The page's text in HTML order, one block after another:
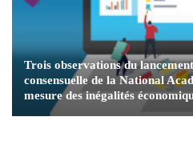
Trois observations du
consensuelle de la National
mesure des inégalités